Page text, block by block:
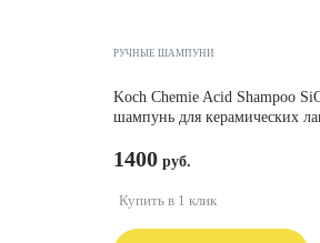
РУЧНЫЕ ШАМПУНИ
Koch Chemie Acid Shampoo
шампунь для керамических
1400
Купить в 1 клик